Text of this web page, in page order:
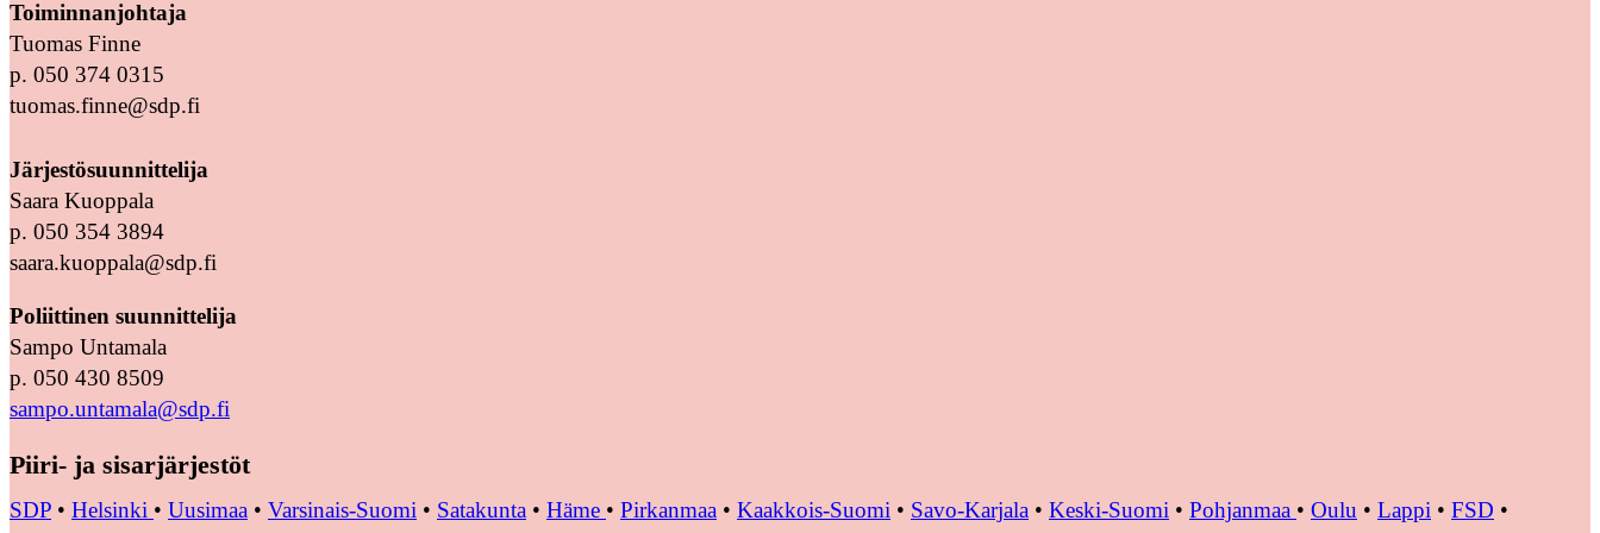
Toiminnanjohtaja
Tuomas Finne
p. 050 374 0315
tuomas.finne@sdp.fi
Järjestösuunnittelija
Saara Kuoppala
p. 050 354 3894
saara.kuoppala@sdp.fi
Poliittinen suunnittelija
Sampo Untamala
p. 050 430 8509
sampo.untamala@sdp.fi
Piiri- ja sisarjärjestöt
SDP • Helsinki • Uusimaa • Varsinais-Suomi • Satakunta • Häme • Pirkanmaa • Kaakkois-Suomi • Savo-Karjala • Keski-Suomi • Pohjanmaa • Oulu • Lappi • FSD •